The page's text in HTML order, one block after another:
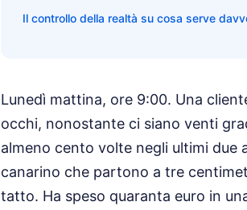
Il controllo della realtà su cosa serve
Lunedì mattina, ore 9:00. Una
occhi, nonostante ci siano venti
almeno cento volte negli ultimi due
canarino che partono a tre
tatto. Ha speso quaranta euro in